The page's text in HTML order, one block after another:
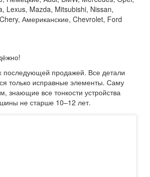
Lexus, Mazda, Mitsubishi, Nissan,
Американские, Chevrolet, Ford
последующей продажей. Все детали
только исправные элементы. Саму
знающие все тонкости устройства
не старше 10–12 лет.